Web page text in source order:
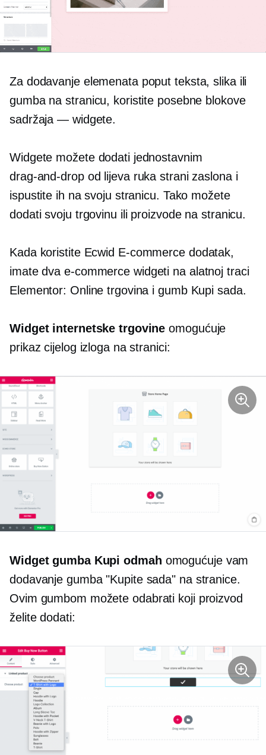
Za dodavanje elemenata poput teksta, slika ili
gumba na stranicu, koristite posebne blokove
sadržaja — widgete.
Widgete možete dodati jednostavnim
drag-and-dropod lijeva ruka strani zaslona i
ispustite ih na svoju stranicu. Tako možete
dodati svoju trgovinu ili proizvode na stranicu.
Kada koristite Ecwid E-commercedodatak,
imate dvae-commerce widgeti na alatnoj traci
Elementor: Online trgovina i gumb Kupi sada.
Widget internetske trgovine omogućuje
prikaz cijelog izloga na stranici:
Widget gumba Kupi odmah omogućuje vam
dodavanje gumba "Kupite sada" na stranice.
Ovim gumbom možete odabrati koji proizvod
želite dodati: